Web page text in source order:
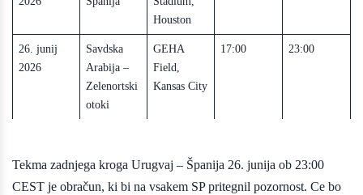
Houston
26. junij
2026
Savdska
Arabija –
Zelenortski
otoki
GEHA
Field,
Kansas City
17:00 23:00
Tekma zadnjega kroga Urugvaj – Španija 26. junija ob 23:00
CEST je obračun, ki bi na vsakem SP pritegnil pozornost. Ce bo